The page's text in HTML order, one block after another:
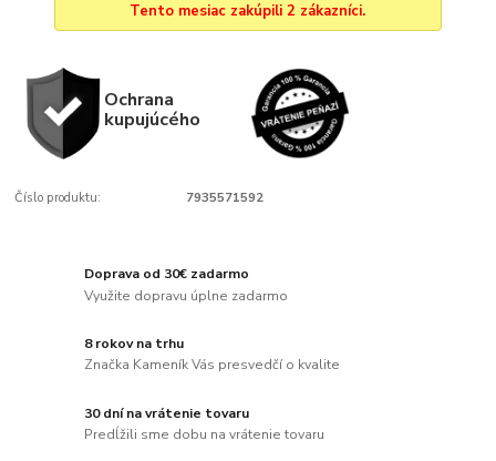
Tento mesiac zakúpili 2 zákazníci.
Ochrana
kupujúcého
Číslo produktu: 7935571592
Doprava od 30€ zadarmo
Využite dopravu úplne zadarmo
8 rokov na trhu
Značka Kameník Vás presvedčí o kvalite
30 dní na vrátenie tovaru
Predĺžili sme dobu na vrátenie tovaru